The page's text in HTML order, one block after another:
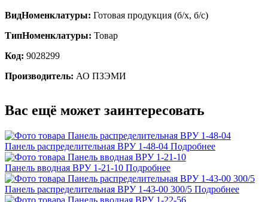
ВидНоменклатуры: Готовая продукция (б/х, б/с)
ТипНоменклатуры: Товар
Код: 9028299
Производитель: АО ПЗЭМИ
Вас ещё может заинтересовать
Панель распределительная ВРУ 1-48-04 Подробнее
Панель вводная ВРУ 1-21-10 Подробнее
Панель распределительная ВРУ 1-43-00 300/5 Подробнее